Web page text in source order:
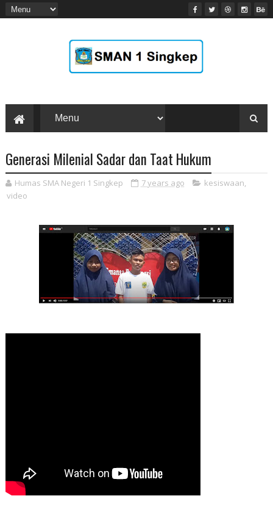
Generasi Milenial Sadar dan Taat Hukum
Humas SMA Negeri 1 Singkep 7 years ago kesiswaan
video